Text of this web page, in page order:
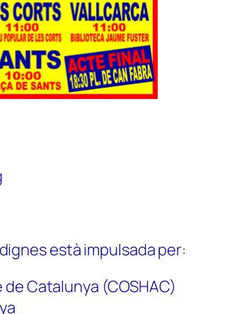
està impulsada per:
Catalunya (COSHAC)